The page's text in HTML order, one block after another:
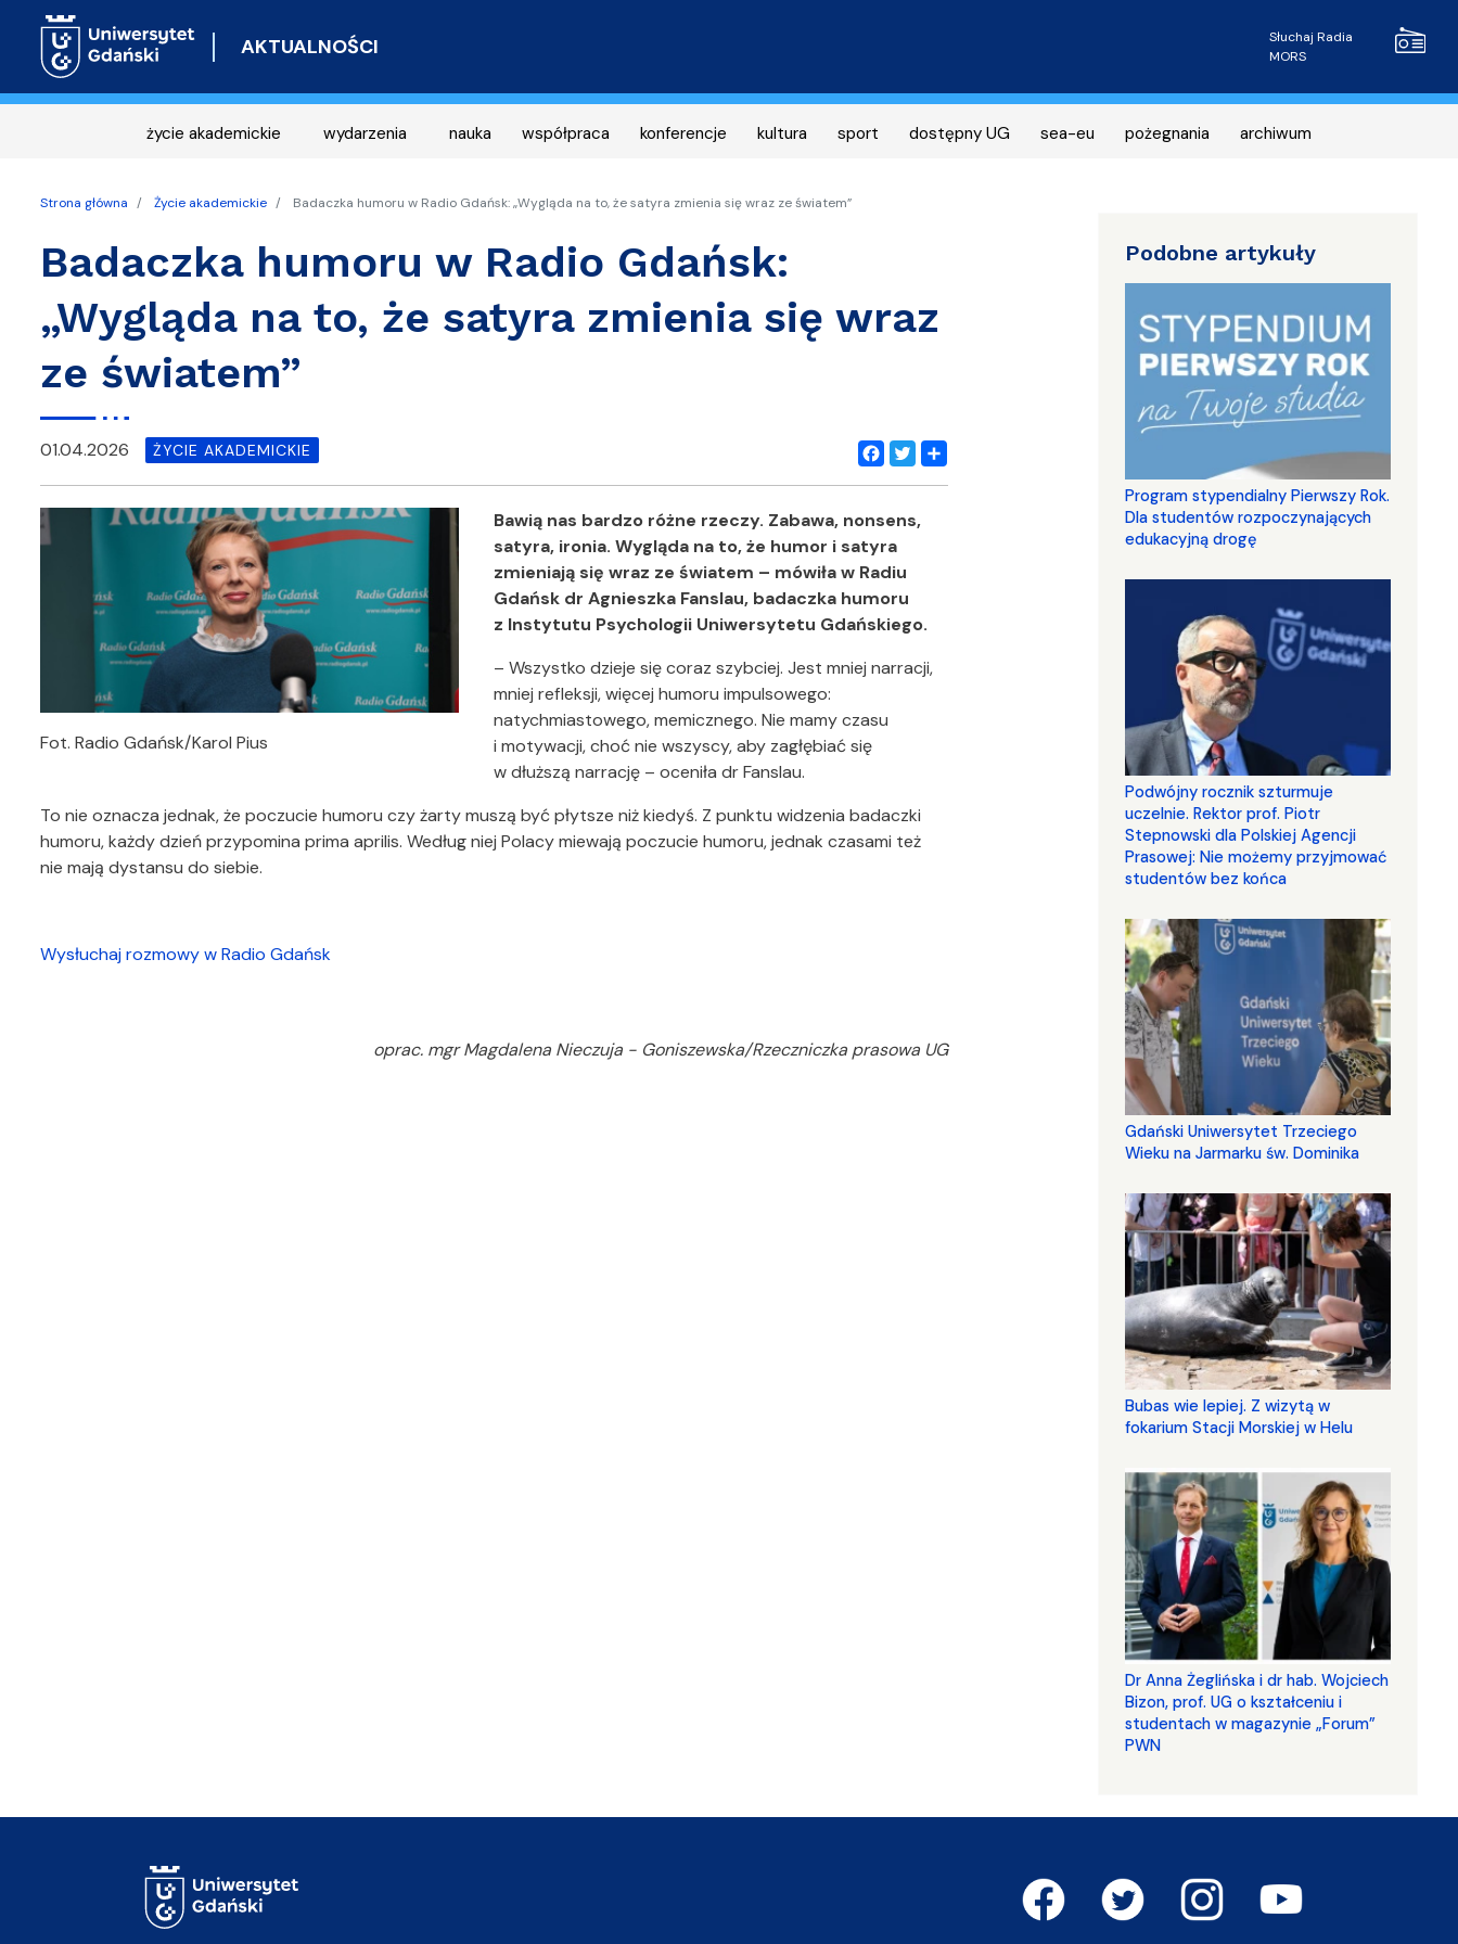
AKTUALNOŚCI Radio
Słuchaj Radia
MORS
życie akademickie wydarzenia nauka współpraca konferencje kultura sport dostępny UG sea-eu pożegnania archiwum
Strona główna Życie akademickie Badaczka humoru w Radio Gdańsk: „Wygląda na to, że satyra zmienia się wraz ze światem”
Badaczka humoru w Radio Gdańsk:
„Wygląda na to, że satyra zmienia się wraz
ze światem”
Facebook
Twitter
Share
01.04.2026 ŻYCIE AKADEMICKIE
Fot. Radio Gdańsk/Karol Pius
Bawią nas bardzo różne rzeczy. Zabawa, nonsens,
satyra, ironia. Wygląda na to, że humor i satyra
zmieniają się wraz ze światem – mówiła w Radiu
Gdańsk dr Agnieszka Fanslau, badaczka humoru
z Instytutu Psychologii Uniwersytetu Gdańskiego.
– Wszystko dzieje się coraz szybciej. Jest mniej narracji,
mniej refleksji, więcej humoru impulsowego:
natychmiastowego, memicznego. Nie mamy czasu
i motywacji, choć nie wszyscy, aby zagłębiać się
w dłuższą narrację – oceniła dr Fanslau.
To nie oznacza jednak, że poczucie humoru czy żarty muszą być płytsze niż kiedyś. Z punktu widzenia badaczki
humoru, każdy dzień przypomina prima aprilis. Według niej Polacy miewają poczucie humoru, jednak czasami też
nie mają dystansu do siebie.
Wysłuchaj rozmowy w Radio Gdańsk
oprac. mgr Magdalena Nieczuja - Goniszewska/Rzeczniczka prasowa UG
Podobne artykuły
Program stypendialny Pierwszy Rok.
Dla studentów rozpoczynających
edukacyjną drogę
Podwójny rocznik szturmuje
uczelnie. Rektor prof. Piotr
Stepnowski dla Polskiej Agencji
Prasowej: Nie możemy przyjmować
studentów bez końca
Gdański Uniwersytet Trzeciego
Wieku na Jarmarku św. Dominika
Bubas wie lepiej. Z wizytą w
fokarium Stacji Morskiej w Helu
​​​​​​​Dr Anna Żeglińska i dr hab. Wojciech
Bizon, prof. UG o kształceniu i
studentach w magazynie „Forum”
PWN